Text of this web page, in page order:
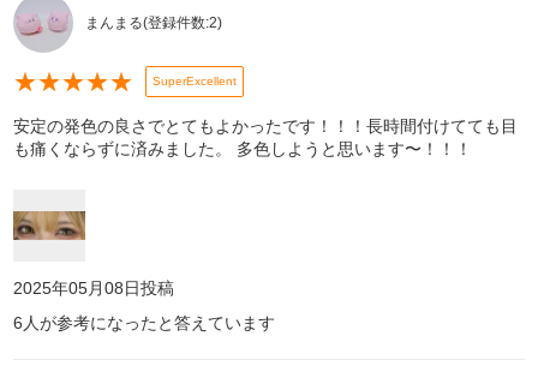
まんまる(登録件数:2)
★★★★★ SuperExcellent
安定の発色の良さでとてもよかったです！！！長時間付けてても目
も痛くならずに済みました。 多色しようと思います〜！！！
2025年05月08日投稿
6 人が参考になったと答えています